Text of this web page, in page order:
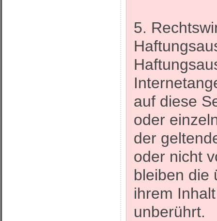
5.
auf diese
oder
der
oder nicht
bleiben die
ihrem
unberührt.